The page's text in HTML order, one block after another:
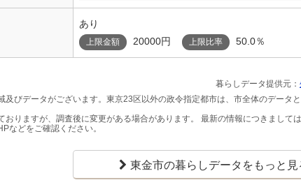
あり
上限金額 20000円 上限比率 50.0％
暮らしデータ提供元：
びデータがございます。東京23区以外の政令指定都市は、市全体のデータ
りますが、調査後に変更がある場合があります。 最新の情報につきまして
などをご確認ください。
東金市の暮らしデータをもっと見